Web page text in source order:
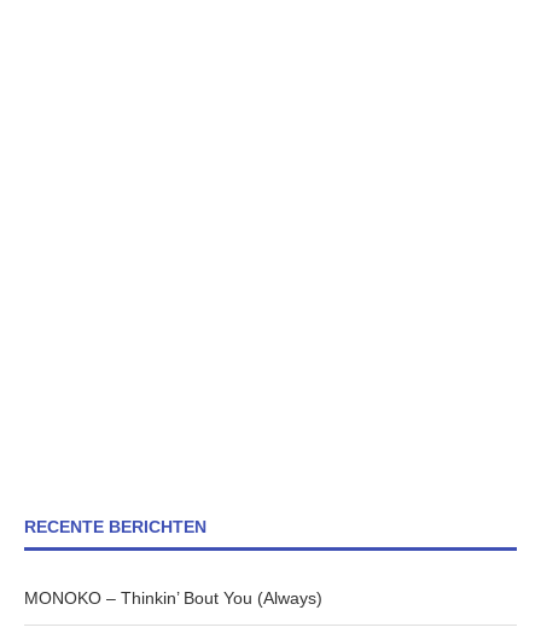
RECENTE BERICHTEN
MONOKO – Thinkin’ Bout You (Always)